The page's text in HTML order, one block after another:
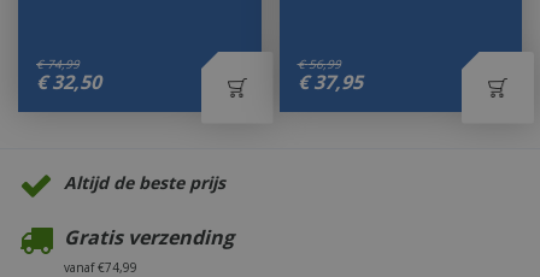
€ 74,99
€ 32,50
€ 56,99
€ 37,95
Altijd de beste prijs
Gratis verzending
vanaf €74,99